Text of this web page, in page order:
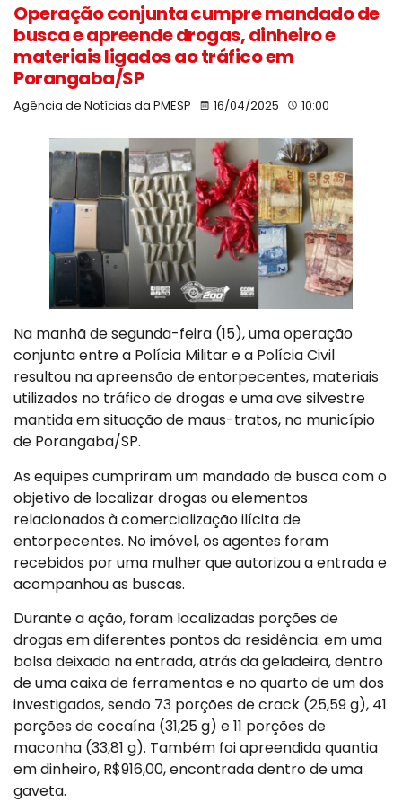
Operação conjunta cumpre mandado de
busca e apreende drogas, dinheiro e
materiais ligados ao tráfico em
Porangaba/SP
Agência de Notícias da PMESP 16/04/2025 10:00
Na manhã de segunda-feira (15), uma operação
conjunta entre a Polícia Militar e a Polícia Civil
resultou na apreensão de entorpecentes, materiais
utilizados no tráfico de drogas e uma ave silvestre
mantida em situação de maus-tratos, no município
de Porangaba/SP.
As equipes cumpriram um mandado de busca com o
objetivo de localizar drogas ou elementos
relacionados à comercialização ilícita de
entorpecentes. No imóvel, os agentes foram
recebidos por uma mulher que autorizou a entrada e
acompanhou as buscas.
Durante a ação, foram localizadas porções de
drogas em diferentes pontos da residência: em uma
bolsa deixada na entrada, atrás da geladeira, dentro
de uma caixa de ferramentas e no quarto de um dos
investigados, sendo 73 porções de crack (25,59 g), 41
porções de cocaína (31,25 g) e 11 porções de
maconha (33,81 g). Também foi apreendida quantia
em dinheiro, R$916,00, encontrada dentro de uma
gaveta.